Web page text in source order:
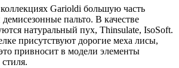
Garioldi большую часть
пальто. В качестве
натуральный пух, Thinsulate, IsoSoft.
присутствуют дорогие меха лисы,
привносит в модели элементы